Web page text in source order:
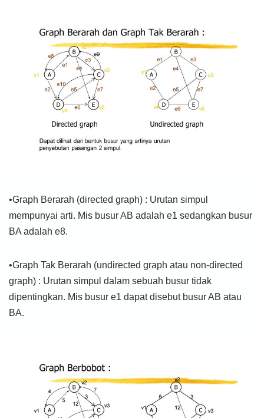
•Graph Berarah (directed graph) : Urutan simpul
mempunyai arti. Mis busur AB adalah e1 sedangkan busur
BA adalah e8.
•Graph Tak Berarah (undirected graph atau non-directed
graph) : Urutan simpul dalam sebuah busur tidak
dipentingkan. Mis busur e1 dapat disebut busur AB atau
BA.